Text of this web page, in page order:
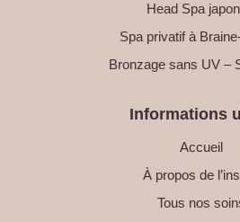
Head Spa
Spa privatif à
Bronzage sans UV –
Informations
Accueil
À propos de
Tous nos